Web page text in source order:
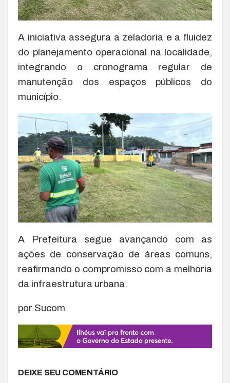
A iniciativa assegura a zeladoria e a fluidez
do planejamento operacional na localidade,
integrando o cronograma regular de
manutenção dos espaços públicos do
município.
A Prefeitura segue avançando com as
ações de conservação de áreas comuns,
reafirmando o compromisso com a melhoria
da infraestrutura urbana.
por Sucom
DEIXE SEU COMENTÁRIO